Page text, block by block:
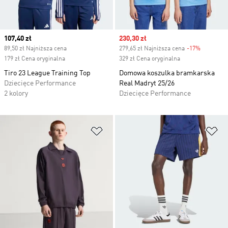
Current price
107,40 zł
89,50 zł Najniższa cena
179 zł Cena oryginalna
Tiro 23 League Training Top
Dziecięce Performance
2 kolory
Sale price
230,30 zł
279,65 zł Najniższa cena -17%
329 zł Cena oryginalna
Domowa koszulka bramkarska
Real Madryt 25/26
Dziecięce Performance
Dodaj do listy życzeń